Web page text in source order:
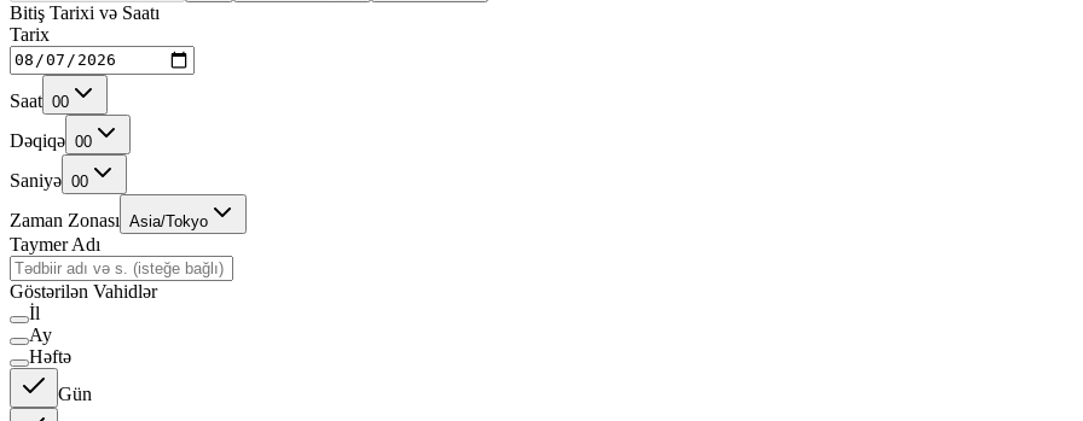
Bitiş Tarixi və Saatı
Tarix
Saat 00
Dəqiqə 00
Saniyə 00
Zaman Zonası Asia/Tokyo
Taymer Adı
Göstərilən Vahidlər
İl
Ay
Həftə
Gün